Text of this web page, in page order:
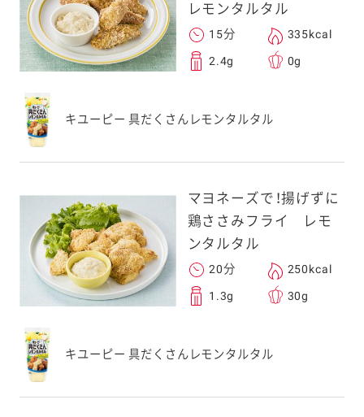
レモンタルタル
15分 335kcal
2.4g 0g
キユーピー 具だくさんレモンタルタル
マヨネーズで！揚げずに
鶏ささみフライ レモ
ンタルタル
20分 250kcal
1.3g 30g
キユーピー 具だくさんレモンタルタル